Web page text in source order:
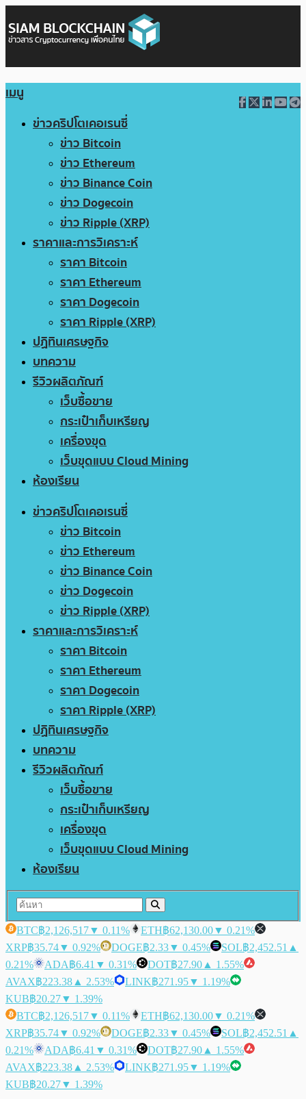
เมนู
ข่าวคริปโตเคอเรนซี่
ข่าว Bitcoin
ข่าว Ethereum
ข่าว Binance Coin
ข่าว Dogecoin
ข่าว Ripple (XRP)
ราคาและการวิเคราะห์
ราคา Bitcoin
ราคา Ethereum
ราคา Dogecoin
ราคา Ripple (XRP)
ปฏิทินเศรษฐกิจ
บทความ
รีวิวผลิตภัณฑ์
เว็บซื้อขาย
กระเป๋าเก็บเหรียญ
เครื่องขุด
เว็บขุดแบบ Cloud Mining
ห้องเรียน
ข่าวคริปโตเคอเรนซี่
ข่าว Bitcoin
ข่าว Ethereum
ข่าว Binance Coin
ข่าว Dogecoin
ข่าว Ripple (XRP)
ราคาและการวิเคราะห์
ราคา Bitcoin
ราคา Ethereum
ราคา Dogecoin
ราคา Ripple (XRP)
ปฏิทินเศรษฐกิจ
บทความ
รีวิวผลิตภัณฑ์
เว็บซื้อขาย
กระเป๋าเก็บเหรียญ
เครื่องขุด
เว็บขุดแบบ Cloud Mining
ห้องเรียน
BTC฿2,126,517▼ 0.11% ETH฿62,130.00▼ 0.21%
XRP฿35.74▼ 0.92% DOGE฿2.33▼ 0.45% SOL฿2,452.51 ▲
0.21%
ADA฿6.41 ▼ 0.31% DOT฿27.90 ▲ 1.55%
AVAX฿223.38 ▲ 2.53% LINK฿271.95▼ 1.19%
KUB฿20.27▼ 1.39%
BTC฿2,126,517▼ 0.11% ETH฿62,130.00▼ 0.21%
XRP฿35.74▼ 0.92% DOGE฿2.33▼ 0.45% SOL฿2,452.51 ▲
0.21%
ADA฿6.41 ▼ 0.31% DOT฿27.90 ▲ 1.55%
AVAX฿223.38 ▲ 2.53% LINK฿271.95▼ 1.19%
KUB฿20.27▼ 1.39%